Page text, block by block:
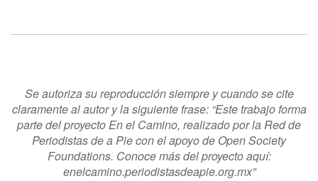
Se autoriza su reproducción siempre y cuando se cite
claramente al autor y la siguiente frase: “Este trabajo forma
parte del proyecto En el Camino, realizado por la Red de
Periodistas de a Pie con el apoyo de Open Society
Foundations. Conoce más del proyecto aquí:
enelcamino.periodistasdeapie.org.mx”